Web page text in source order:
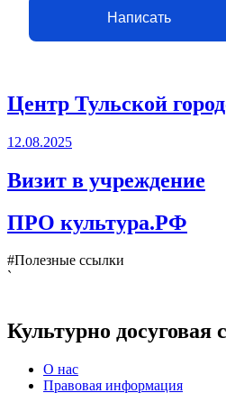
Написать
Центр Тульской
12.08.2025
Визит в учреждение
ПРО культура.РФ
#Полезные ссылки
`
Культурно досуговая
О нас
Правовая информация